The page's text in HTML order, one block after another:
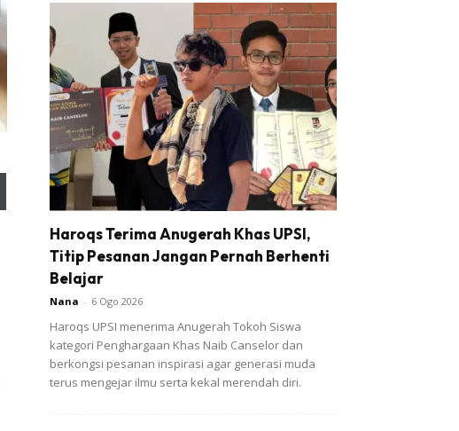
Haroqs Terima Anugerah Khas UPSI,
Titip Pesanan Jangan Pernah Berhenti
Belajar
Nana - 6 Ogo 2026
Haroqs UPSI menerima Anugerah Tokoh Siswa
kategori Penghargaan Khas Naib Canselor dan
berkongsi pesanan inspirasi agar generasi muda
terus mengejar ilmu serta kekal merendah diri.